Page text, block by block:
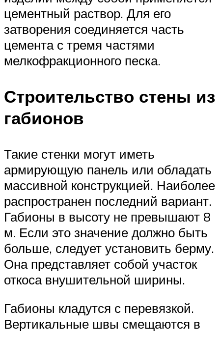
цементный раствор. Для его
затворения соединяется часть
цемента с тремя частями
мелкофракционного песка.
Строительство стены из
габионов
Такие стенки могут иметь
армирующую панель или обладать
массивной конструкцией. Наиболее
распространен последний вариант.
Габионы в высоту не превышают 8
м. Если это значение должно быть
больше, следует установить берму.
Она представляет собой участок
откоса внушительной ширины.
Габионы кладутся с перевязкой.
Вертикальные швы смещаются в